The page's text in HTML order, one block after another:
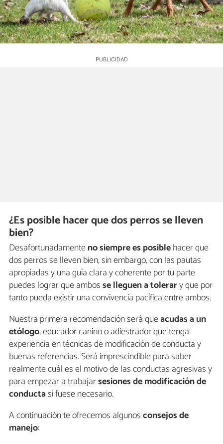
¿Es posible hacer que dos perros se lleven
bien?
Desafortunadamenteno siempre es posiblehacer que
dos perros se lleven bien, sin embargo, con las pautas
apropiadas y una guía clara y coherente por tu parte
puedes lograr que ambosse lleguen a tolerary que por
tanto pueda existir una convivencia pacífica entre ambos.
Nuestra primera recomendación será queacudas a un
etólogo, educador canino o adiestrador que tenga
experiencia en técnicas de modificación de conducta y
buenas referencias. Será imprescindible para saber
realmente cuál es el motivo de las conductas agresivas y
para empezar a trabajarsesiones de modificación de
conductasi fuese necesario.
A continuación te ofrecemos algunosconsejos de
manejo: